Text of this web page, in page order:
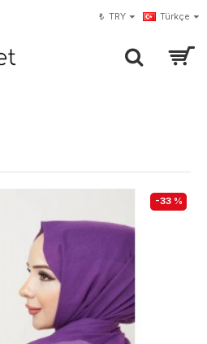
₺ TRY Türkçe
-33 %